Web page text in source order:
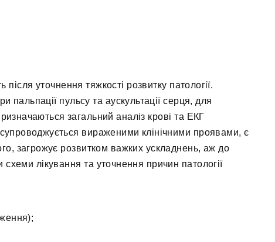
після уточнення тяжкості розвитку патології.
пальпації пульсу та аускультації серця, для
загальний аналіз крові та ЕКГ
вираженими клінічними проявами, є
загрожує розвитком важких ускладнень, аж до
лікування та уточнення причин патології